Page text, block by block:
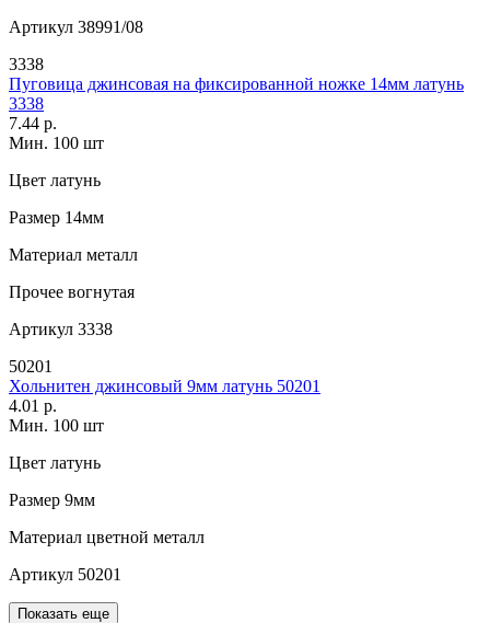
Артикул 38991/08
3338
Пуговица джинсовая на фиксированной ножке 14мм латунь
3338
7.44 р.
Мин. 100 шт
Цвет латунь
Размер 14мм
Материал металл
Прочее вогнутая
Артикул 3338
50201
Хольнитен джинсовый 9мм латунь 50201
4.01 р.
Мин. 100 шт
Цвет латунь
Размер 9мм
Материал цветной металл
Артикул 50201
Показать еще